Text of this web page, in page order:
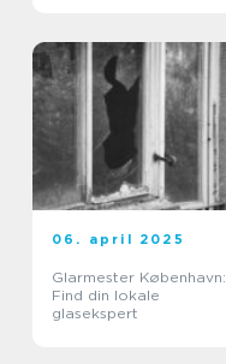
06. april 2025
Glarmester København:
Find din lokale
glasekspert